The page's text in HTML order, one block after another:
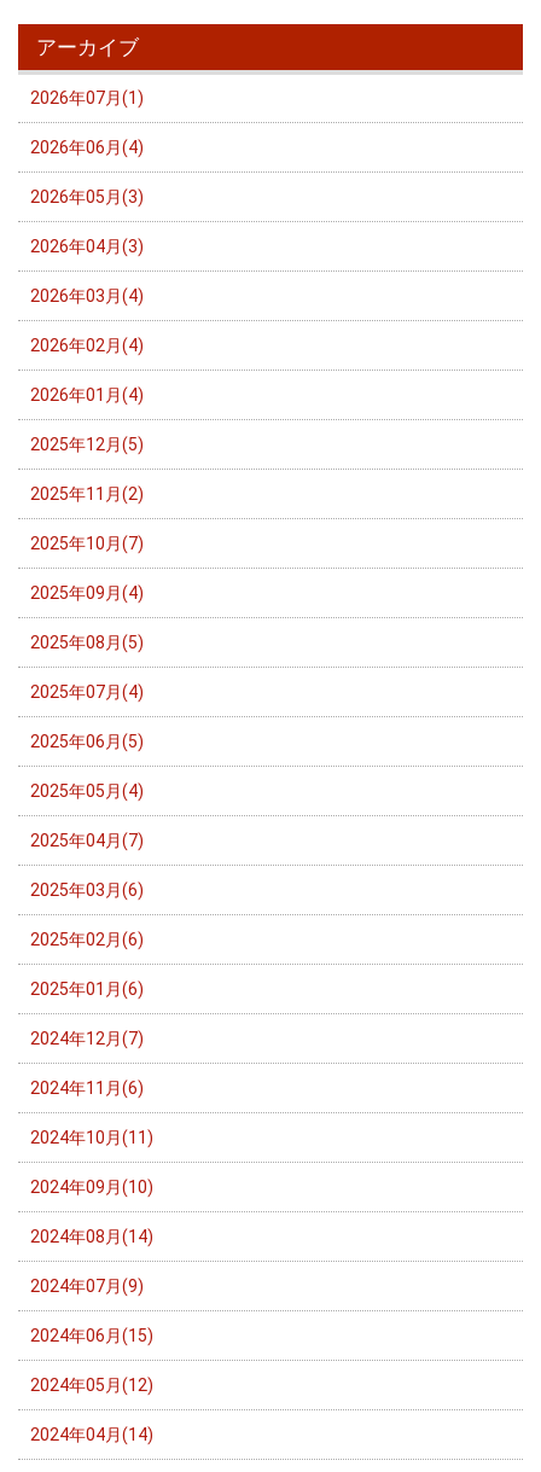
アーカイブ
2026年07月(1)
2026年06月(4)
2026年05月(3)
2026年04月(3)
2026年03月(4)
2026年02月(4)
2026年01月(4)
2025年12月(5)
2025年11月(2)
2025年10月(7)
2025年09月(4)
2025年08月(5)
2025年07月(4)
2025年06月(5)
2025年05月(4)
2025年04月(7)
2025年03月(6)
2025年02月(6)
2025年01月(6)
2024年12月(7)
2024年11月(6)
2024年10月(11)
2024年09月(10)
2024年08月(14)
2024年07月(9)
2024年06月(15)
2024年05月(12)
2024年04月(14)